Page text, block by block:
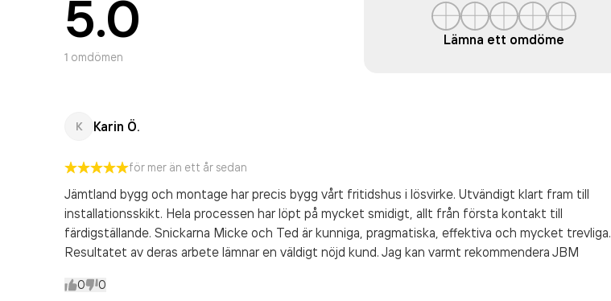
5.0
1 omdömen
Lämna ett omdöme
K Karin Ö.
för mer än ett år sedan
Jämtland bygg och montage har precis bygg vårt fritidshus i lösvirke. Utvändigt klart fram till
installationsskikt. Hela processen har löpt på mycket smidigt, allt från första kontakt till
färdigställande. Snickarna Micke och Ted är kunniga, pragmatiska, effektiva och mycket trevliga.
Resultatet av deras arbete lämnar en väldigt nöjd kund. Jag kan varmt rekommendera JBM
0 0